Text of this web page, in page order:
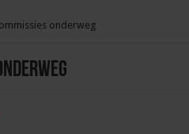
onderweg